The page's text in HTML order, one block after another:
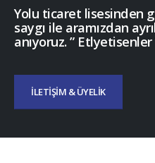
Yolu ticaret lisesinden
saygı ile aramızdan
anıyoruz. ” Etlyetisenler
İLETİŞİM & ÜYELİK